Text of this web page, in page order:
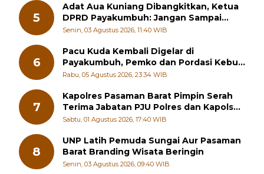
5
Adat Aua Kuniang Dibangkitkan, Ketua
DPRD Payakumbuh: Jangan Sampai
Generasi Muda Hilang Jati Diri
Senin, 03 Agustus 2026, 11:40 WIB
6
Pacu Kuda Kembali Digelar di
Payakumbuh, Pemko dan Pordasi Kebut
Persiapan!
Rabu, 05 Agustus 2026, 23:34 WIB
7
Kapolres Pasaman Barat Pimpin Serah
Terima Jabatan PJU Polres dan Kapolsek
Sungai Beremas
Sabtu, 01 Agustus 2026, 17:40 WIB
8
UNP Latih Pemuda Sungai Aur Pasaman
Barat Branding Wisata Beringin
Senin, 03 Agustus 2026, 09:40 WIB